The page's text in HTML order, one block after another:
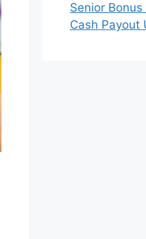
Senior
Cash Payout